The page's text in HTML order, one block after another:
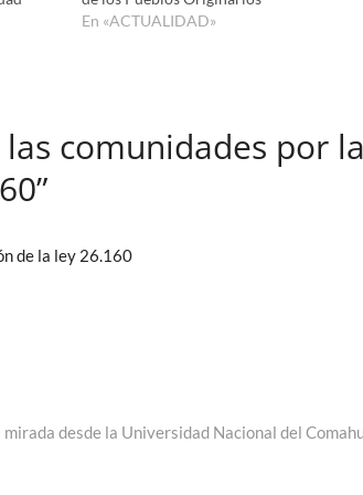
En «ACTUALIDAD»
comunidades por
de la ley 26.160
desde la Universidad Nacional del